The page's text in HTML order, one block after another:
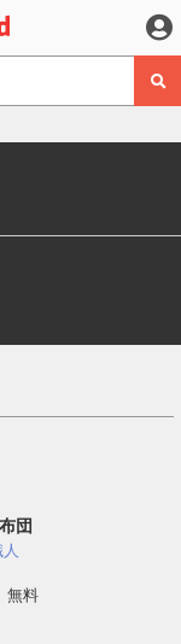
団
無料